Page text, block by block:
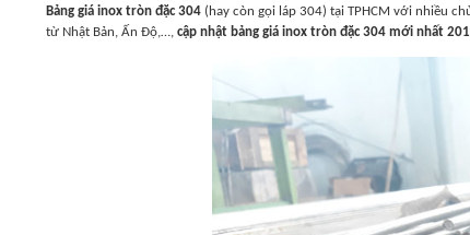
Bảng giá inox tròn đặc 304 (hay còn gọi láp 304) tại TPHCM với nhiều
từ Nhật Bản, Ấn Độ,…, cập nhật bảng giá inox tròn đặc 304 mới nhất